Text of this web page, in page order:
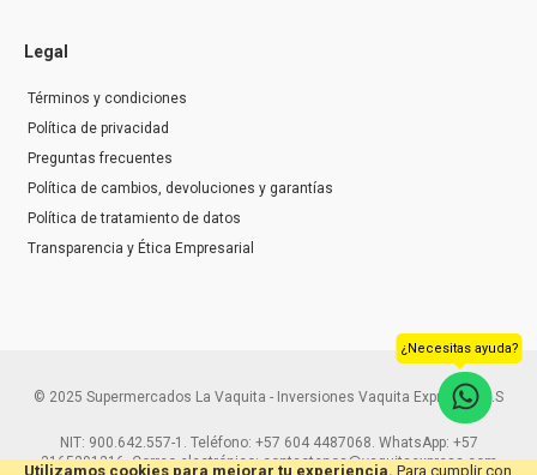
Utilizamos cookies para mejorar tu experiencia. Para cumplir con
Legal
Términos y condiciones
Política de privacidad
Preguntas frecuentes
Política de cambios, devoluciones y garantías
Política de tratamiento de datos
Transparencia y Ética Empresarial
© 2025 Supermercados La Vaquita - Inversiones Vaquita Express S.A.S
NIT: 900.642.557-1. Teléfono: +57 604 4487068. WhatsApp: +57
3165291216. Correo electrónico: contactenos@vaquitaexpress.com
¿Necesitas ayuda?